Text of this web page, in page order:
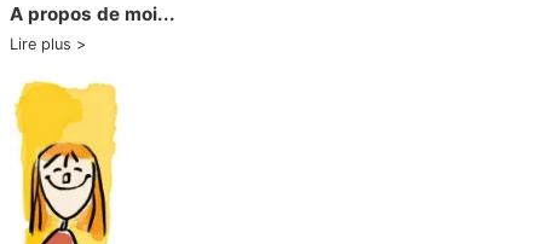
A propos de moi...
Lire plus